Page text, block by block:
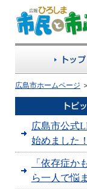
広島市ホームページ ＞
広島市公式
始めました！
「依存症か
ら一人で悩